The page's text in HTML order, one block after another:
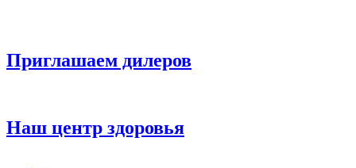
Приглашаем дилеров
Наш центр здоровья